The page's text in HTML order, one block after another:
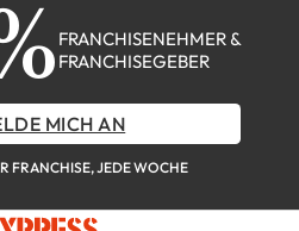
FRANCHISENEHMER &
FRANCHISEGEBER
MICH AN
FRANCHISE, JEDE WOCHE